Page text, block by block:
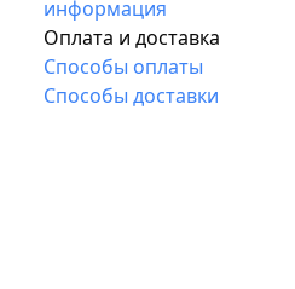
информация
Оплата и доставка
Способы оплаты
Способы доставки